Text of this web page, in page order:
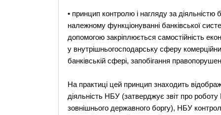
• принцип контролю і нагляду за
належному функціонуванні банківської
допомогою закріплюється самостійність
у внутрішньогосподарську сферу
банківській сфері, запобігання
На практиці цей принцип знаходить
діяльність НБУ (затверджує звіт про
зовнішнього державного боргу), НБУ